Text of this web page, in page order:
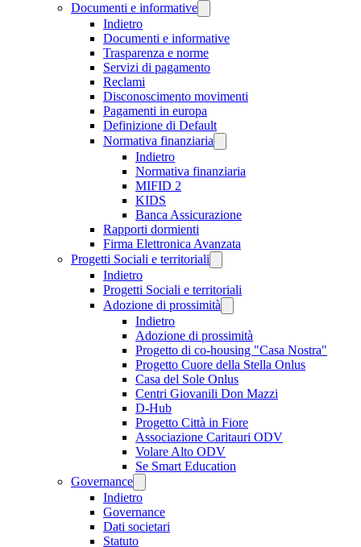
Documenti e informative
Indietro
Documenti e informative
Trasparenza e norme
Servizi di pagamento
Reclami
Disconoscimento movimenti
Pagamenti in europa
Definizione di Default
Normativa finanziaria
Indietro
Normativa finanziaria
MIFID 2
KIDS
Banca Assicurazione
Rapporti dormienti
Firma Elettronica Avanzata
Progetti Sociali e territoriali
Indietro
Progetti Sociali e territoriali
Adozione di prossimità
Indietro
Adozione di prossimità
Progetto di co-housing "Casa Nostra"
Progetto Cuore della Stella Onlus
Casa del Sole Onlus
Centri Giovanili Don Mazzi
D-Hub
Progetto Città in Fiore
Associazione Caritauri ODV
Volare Alto ODV
Se Smart Education
Governance
Indietro
Governance
Dati societari
Statuto